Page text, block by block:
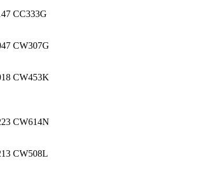
CC333G
CW307G
CW453K
CW614N
CW508L